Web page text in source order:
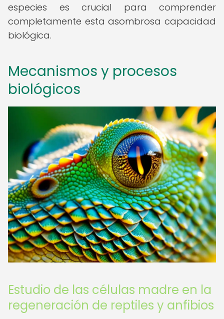
especies es crucial para comprender
completamente esta asombrosa capacidad
biológica.
Mecanismos y procesos
biológicos
Estudio de las células madre en la
regeneración de reptiles y anfibios